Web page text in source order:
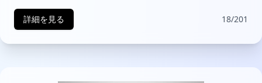
詳細を見る 18/201